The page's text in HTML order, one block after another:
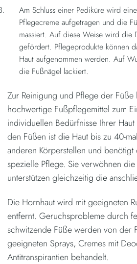
Am Schluss einer Pediküre wird
Pflegecreme aufgetragen und die
massiert. Auf diese Weise wird die
gefördert. Pflegeprodukte können
Haut aufgenommen werden. Auf
die Fußnägel lackiert.
Zur Reinigung und Pflege der Füße
hochwertige Fußpflegemittel zum
individuellen Bedürfnisse Ihrer
den Füßen ist die Haut bis zu 40-
anderen Körperstellen und benötigt
spezielle Pflege. Sie verwöhnen
unterstützen gleichzeitig die
Die Hornhaut wird mit geeigneten
entfernt. Geruchsprobleme durch
schwitzende Füße werden von der
geeigneten Sprays, Cremes mit
Antitranspirantien behandelt.